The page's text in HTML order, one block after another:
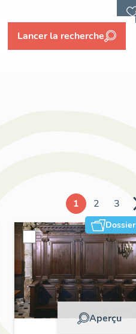
Lancer la recherche
1 2 3
Dossier
Aperçu